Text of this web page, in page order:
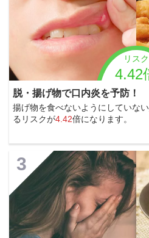
リスク
4.42
脱・揚げ物で口内炎を予防！
揚げ物を食べないようにしていな
るリスクが4.42倍になります。
3